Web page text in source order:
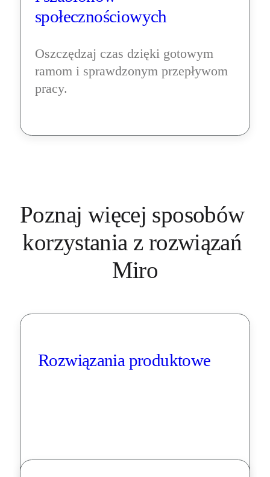
społecznościowych
Oszczędzaj czas dzięki gotowym
ramom i sprawdzonym przepływom
pracy.
Poznaj więcej sposobów
korzystania z rozwiązań
Miro
Rozwiązania produktowe